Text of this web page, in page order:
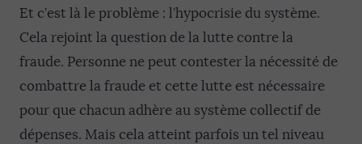
Et c’est là le problème : l’hypocrisie du système.
Cela rejoint la question de la lutte contre la
fraude. Personne ne peut contester la nécessité de
combattre la fraude et cette lutte est nécessaire
pour que chacun adhère au système collectif de
dépenses. Mais cela atteint parfois un tel niveau